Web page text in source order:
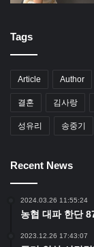
Tags
Article Author
결혼 김사랑
성유리 송중기
Recent News
2024.03.26 11:55:24
농협 대파 한단
2023.12.26 17:43:07